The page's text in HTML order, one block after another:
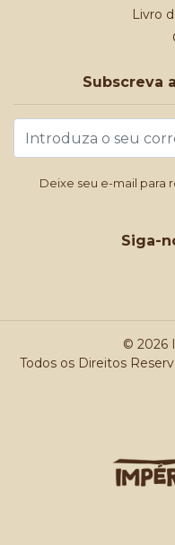
Livro
Subscreva
Deixe seu e-mail para
Siga-
© 2026
Todos os Direitos